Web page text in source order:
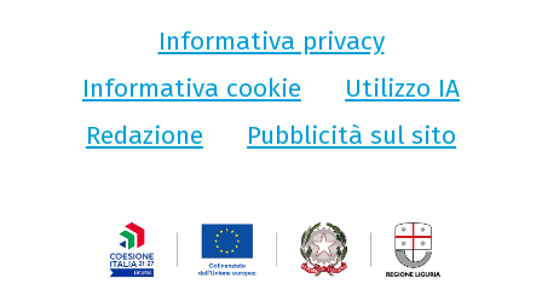
Informativa privacy
Informativa cookie
Utilizzo IA
Redazione
Pubblicità sul sito